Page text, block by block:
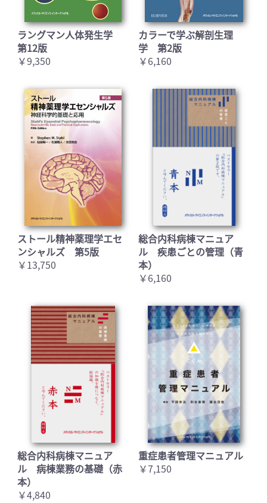
お買い物を続ける カートへ進む
ラングマン人体発生学
第12版
￥9,350
カラーで学ぶ解剖生理
学 第2版
￥6,160
ストール精神薬理学エセ
ンシャルズ 第5版
￥13,750
総合内科病棟マニュア
ル 疾患ごとの管理（青
本）
￥6,160
総合内科病棟マニュア
ル 病棟業務の基礎（赤
本）
￥4,840
重症患者管理マニュアル
￥7,150